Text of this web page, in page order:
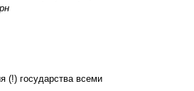
(!) государства всеми